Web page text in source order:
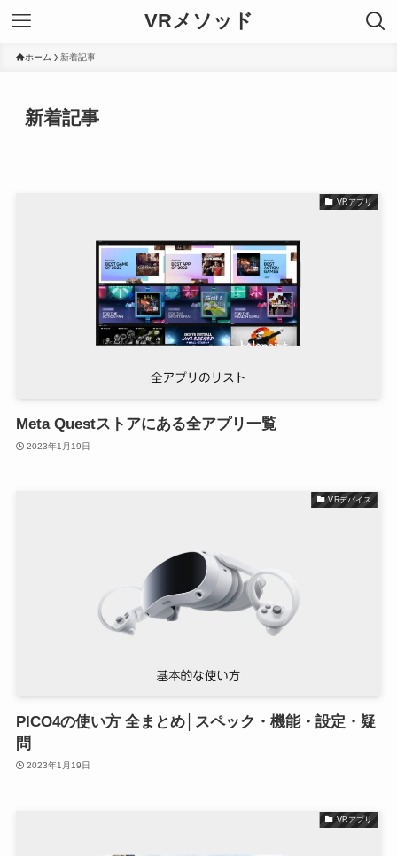
VRメソッド
ホーム 新着記事
新着記事
VRアプリ
Meta Questストアにある全アプリ一覧
2023年1月19日
VRデバイス
PICO4の使い方 全まとめ│スペック・機能・設定・疑
問
2023年1月19日
VRアプリ